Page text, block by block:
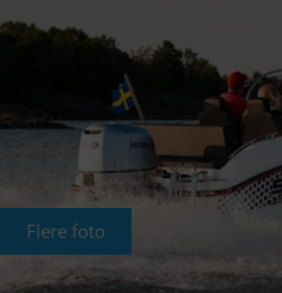
Flere foto